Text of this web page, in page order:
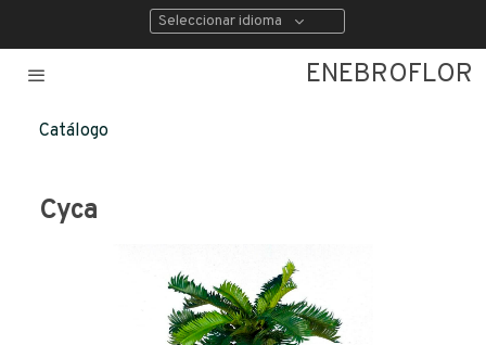
Seleccionar idioma
ENEBROFLOR
Catálogo
Cyca